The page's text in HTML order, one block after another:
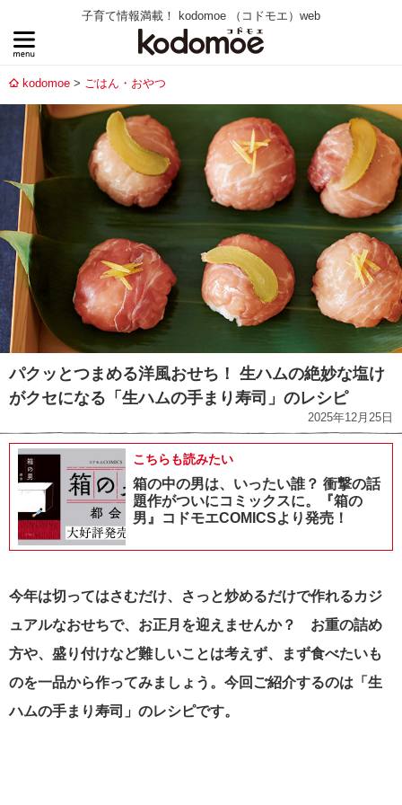
子育て情報満載！ kodomoe （コドモエ）web
kodomoe ごはん・おやつ
パクッとつまめる洋風おせち！ 生ハムの絶妙な塩け
がクセになる「生ハムの手まり寿司」のレシピ
2025年12月25日
こちらも読みたい
箱の中の男は、いったい誰？ 衝撃の話
題作がついにコミックスに。『箱の
男』コドモエCOMICSより発売！
今年は切ってはさむだけ、さっと炒めるだけで作れるカジ
ュアルなおせちで、お正月を迎えませんか？ お重の詰め
方や、盛り付けなど難しいことは考えず、まず食べたいも
のを一品から作ってみましょう。今回ご紹介するのは「生
ハムの手まり寿司」のレシピです。